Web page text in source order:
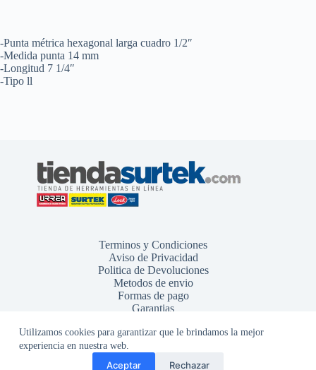
Utilizamos cookies para garantizar que le brindamos la mejor
experiencia en nuestra web.
Aceptar Rechazar
-Punta métrica hexagonal larga cuadro 1/2″
-Medida punta 14 mm
-Longitud 7 1/4″
-Tipo ll
Terminos y Condiciones
Aviso de Privacidad
Politica de Devoluciones
Metodos de envio
Formas de pago
Garantias